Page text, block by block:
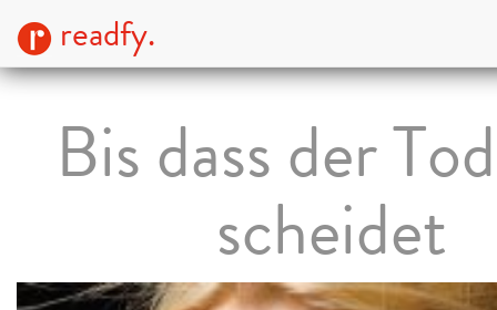
readfy.
Bis dass der
scheidet